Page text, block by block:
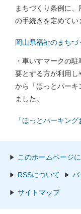
まちづくり条例に
の手続きを定めてい
岡山県福祉のまちづ
・車いすマークの
要とする方が利用し
から「ほっとパー
ました。
「ほっとパーキン
このホームページ
RSSについて バ
サイトマップ